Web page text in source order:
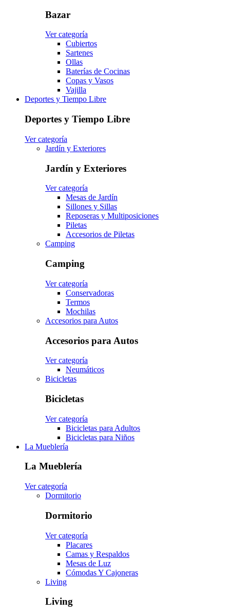
Bazar
Ver categoría
Cubiertos
Sartenes
Ollas
Baterías de Cocinas
Copas y Vasos
Vajilla
Deportes y Tiempo Libre
Deportes y Tiempo Libre
Ver categoría
Jardín y Exteriores
Jardín y Exteriores
Ver categoría
Mesas de Jardín
Sillones y Sillas
Reposeras y Multiposiciones
Piletas
Accesorios de Piletas
Camping
Camping
Ver categoría
Conservadoras
Termos
Mochilas
Accesorios para Autos
Accesorios para Autos
Ver categoría
Neumáticos
Bicicletas
Bicicletas
Ver categoría
Bicicletas para Adultos
Bicicletas para Niños
La Mueblería
La Mueblería
Ver categoría
Dormitorio
Dormitorio
Ver categoría
Placares
Camas y Respaldos
Mesas de Luz
Cómodas Y Cajoneras
Living
Living